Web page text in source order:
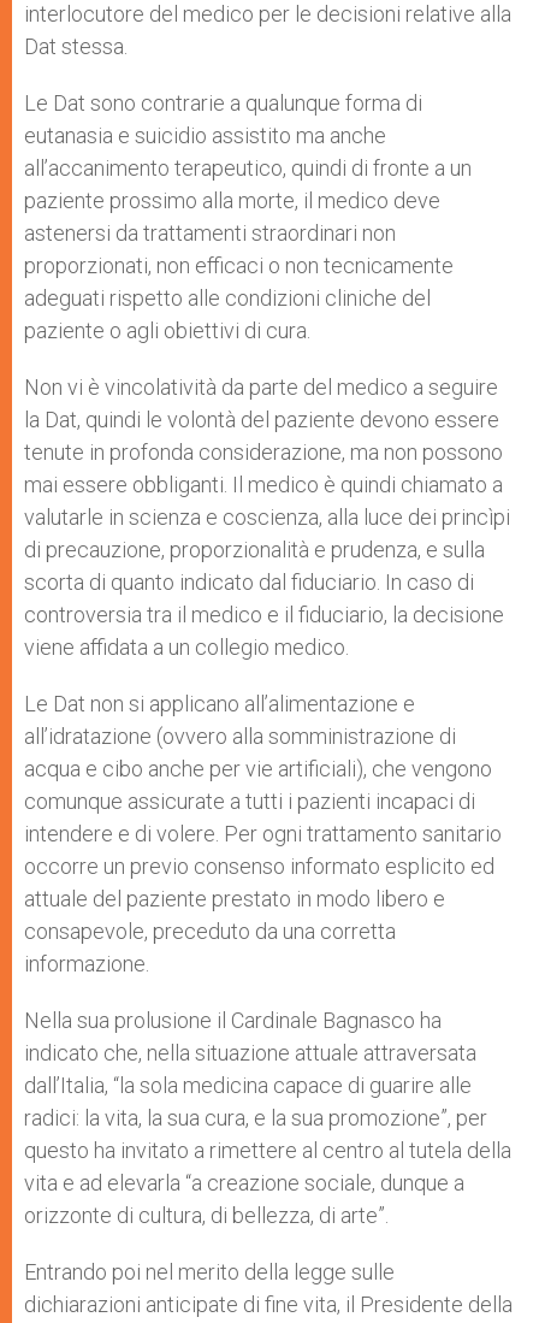
interlocutore del medico per le decisioni relative alla
Dat stessa.
Le Dat sono contrarie a qualunque forma di
eutanasia e suicidio assistito ma anche
all’accanimento terapeutico, quindi di fronte a un
paziente prossimo alla morte, il medico deve
astenersi da trattamenti straordinari non
proporzionati, non efficaci o non tecnicamente
adeguati rispetto alle condizioni cliniche del
paziente o agli obiettivi di cura.
Non vi è vincolatività da parte del medico a seguire
la Dat, quindi le volontà del paziente devono essere
tenute in profonda considerazione, ma non possono
mai essere obbliganti. Il medico è quindi chiamato a
valutarle in scienza e coscienza, alla luce dei princìpi
di precauzione, proporzionalità e prudenza, e sulla
scorta di quanto indicato dal fiduciario. In caso di
controversia tra il medico e il fiduciario, la decisione
viene affidata a un collegio medico.
Le Dat non si applicano all’alimentazione e
all’idratazione (ovvero alla somministrazione di
acqua e cibo anche per vie artificiali), che vengono
comunque assicurate a tutti i pazienti incapaci di
intendere e di volere. Per ogni trattamento sanitario
occorre un previo consenso informato esplicito ed
attuale del paziente prestato in modo libero e
consapevole, preceduto da una corretta
informazione.
Nella sua prolusione il Cardinale Bagnasco ha
indicato che, nella situazione attuale attraversata
dall’Italia, “la sola medicina capace di guarire alle
radici: la vita, la sua cura, e la sua promozione”, per
questo ha invitato a rimettere al centro al tutela della
vita e ad elevarla “a creazione sociale, dunque a
orizzonte di cultura, di bellezza, di arte”.
Entrando poi nel merito della legge sulle
dichiarazioni anticipate di fine vita, il Presidente della